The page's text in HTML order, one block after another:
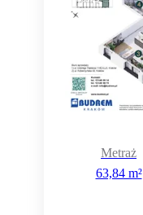
Metraż
63,84 m²